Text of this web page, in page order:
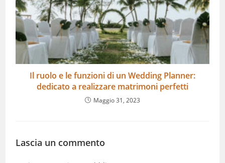
Il ruolo e le funzioni di un Wedding Planner:
dedicato a realizzare matrimoni perfetti
Maggio 31, 2023
Lascia un commento